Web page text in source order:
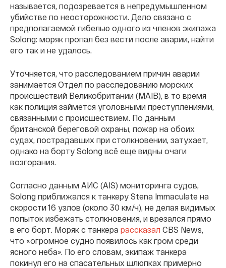
называется, подозревается в непредумышленном
убийстве по неосторожности. Дело связано с
предполагаемой гибелью одного из членов экипажа
Solong: моряк пропал без вести после аварии, найти
его так и не удалось.
Уточняется, что расследованием причин аварии
занимается Отдел по расследованию морских
происшествий Великобритании (MAIB), в то время
как полиция займется уголовными преступлениями,
связанными с происшествием. По данным
британской береговой охраны, пожар на обоих
судах, пострадавших при столкновении, затухает,
однако на борту Solong всё еще видны очаги
возгорания.
Согласно данным АИС (AIS) мониторинга судов,
Solong приближался к танкеру Stena Immaculate на
скорости 16 узлов (около 30 км/ч), не делая видимых
попыток избежать столкновения, и врезался прямо
в его борт. Моряк с танкера рассказал CBS News,
что «огромное судно появилось как гром среди
ясного неба». По его словам, экипаж танкера
покинул его на спасательных шлюпках примерно